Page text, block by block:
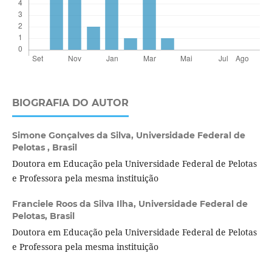
BIOGRAFIA DO AUTOR
Simone Gonçalves da Silva, Universidade Federal de
Pelotas , Brasil
Doutora em Educação pela Universidade Federal de Pelotas
e Professora pela mesma instituição
Franciele Roos da Silva Ilha, Universidade Federal de
Pelotas, Brasil
Doutora em Educação pela Universidade Federal de Pelotas
e Professora pela mesma instituição